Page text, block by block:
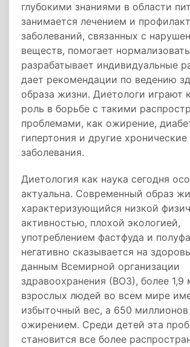
глубокими знаниями в области
занимается лечением и
заболеваний, связанных с
веществ, помогает
разрабатывает индивидуальные
дает рекомендации по ведению
образа жизни. Диетологи играют
роль в борьбе с такими
проблемами, как ожирение,
гипертония и другие хронические
заболевания.
Диетология как наука сегодня
актуальна. Современный образ
характеризующийся низкой
активностью, плохой экологией,
употреблением фастфуда и
негативно сказывается на
данным Всемирной организации
здравоохранения (ВОЗ), более 1,9
взрослых людей во всем мире
избыточный вес, а 650
ожирением. Среди детей эта
становится все более